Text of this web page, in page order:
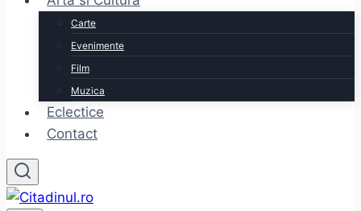
Carte
Evenimente
Film
Muzica
Eclectice
Contact